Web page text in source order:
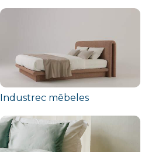
Industrec mēbeles